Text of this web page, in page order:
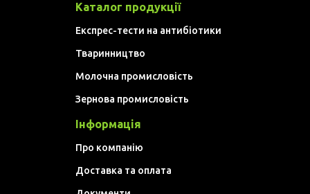
Каталог продукції
Експрес-тести на антибіотики
Тваринництво
Молочна промисловість
Зернова промисловість
Інформація
Про компанію
Доставка та оплата